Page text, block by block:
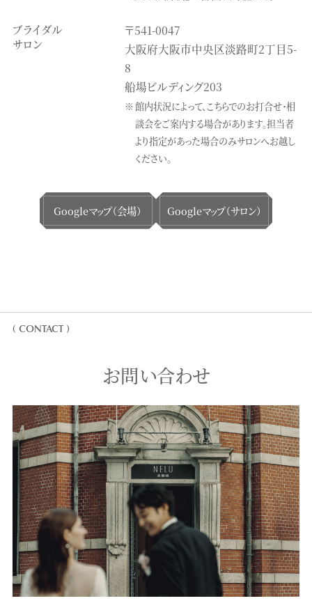
ブライダル
サロン
〒541-0047
大阪府大阪市中央区淡路町2丁目5-
8
船場ビルディング203
館内状況によって、こちらでのお打合せ・相
談会をご案内する場合があります。担当者
より指定があった場合のみサロンへお越し
ください。
Googleマップ（会場） Googleマップ（サロン）
( CONTACT )
お問い合わせ